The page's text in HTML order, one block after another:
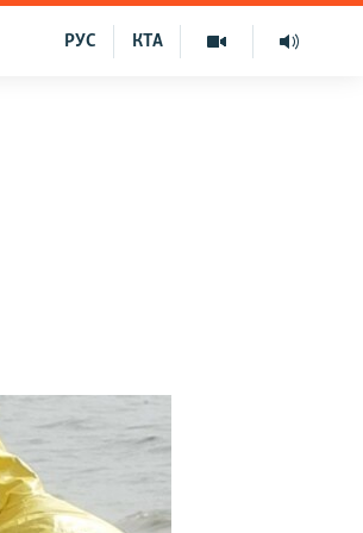
КТА
РУС